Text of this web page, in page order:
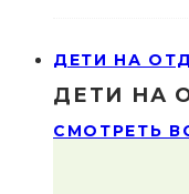
ДЕТИ НА
ДЕТИ НА
СМОТРЕТЬ